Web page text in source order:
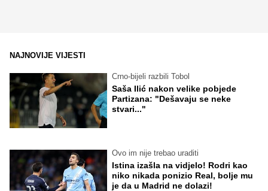
NAJNOVIJE VIJESTI
Crno-bijeli razbili Tobol
Saša Ilić nakon velike pobjede
Partizana: "Dešavaju se neke
stvari..."
Ovo im nije trebao uraditi
Istina izašla na vidjelo! Rodri kao
niko nikada ponizio Real, bolje mu
je da u Madrid ne dolazi!